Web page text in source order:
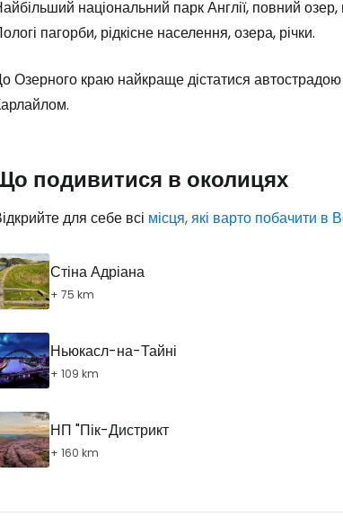
національний парк Англії, повний
пагорби, рідкісне населення, озера, річки.
Озерного краю найкраще дістатися
подивитися в околицях
для себе всі місця, які варто побачити в
Стіна Адріана
+ 75 km
Ньюкасл-на-Тайні
+ 109 km
НП "Пік-Дистрикт
+ 160 km